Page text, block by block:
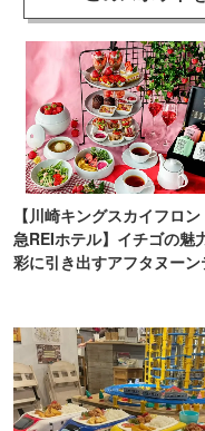
【川崎キングスカイフロ
急REIホテル】イチゴの魅
彩に引き出すアフタヌーン